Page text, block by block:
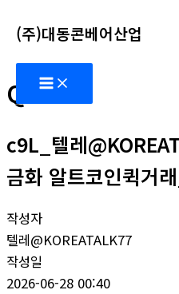
텐
츠
로
건
뛰
기
(주)대동콘베어산업
Main
Menu
Q&A
c9L_텔레
금화 알트코인퀵거
작성자
텔레@KOREATALK77
작성일
2026-06-28 00:40